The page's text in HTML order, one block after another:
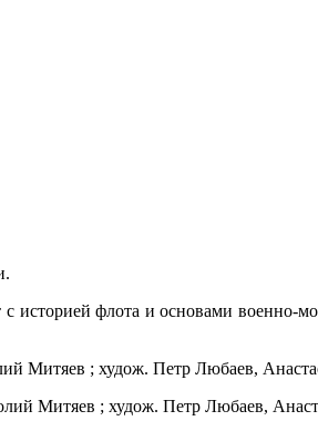
историей флота и основами военно-
Митяев ; худож. Петр Любаев,
Митяев ; худож. Петр Любаев,